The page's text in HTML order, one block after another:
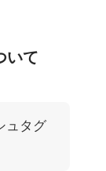
いて
ュタグ